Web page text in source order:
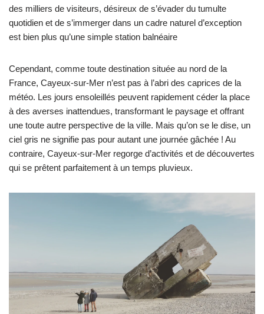
des milliers de visiteurs, désireux de s’évader du tumulte
quotidien et de s’immerger dans un cadre naturel d’exception
est bien plus qu’une simple station balnéaire
Cependant, comme toute destination située au nord de la
France, Cayeux-sur-Mer n’est pas à l’abri des caprices de la
météo. Les jours ensoleillés peuvent rapidement céder la place
à des averses inattendues, transformant le paysage et offrant
une toute autre perspective de la ville. Mais qu’on se le dise, un
ciel gris ne signifie pas pour autant une journée gâchée ! Au
contraire, Cayeux-sur-Mer regorge d’activités et de découvertes
qui se prêtent parfaitement à un temps pluvieux.